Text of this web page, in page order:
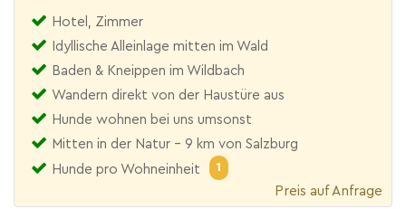
Hotel, Zimmer
Idyllische Alleinlage mitten im Wald
Baden & Kneippen im Wildbach
Wandern direkt von der Haustüre aus
Hunde wohnen bei uns umsonst
Mitten in der Natur - 9 km von Salzburg
Hunde pro Wohneinheit
1
Preis auf Anfrage